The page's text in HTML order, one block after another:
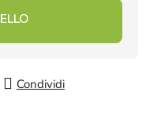
Condividi